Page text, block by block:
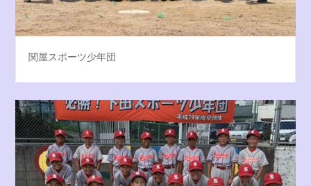
関屋スポーツ少年団